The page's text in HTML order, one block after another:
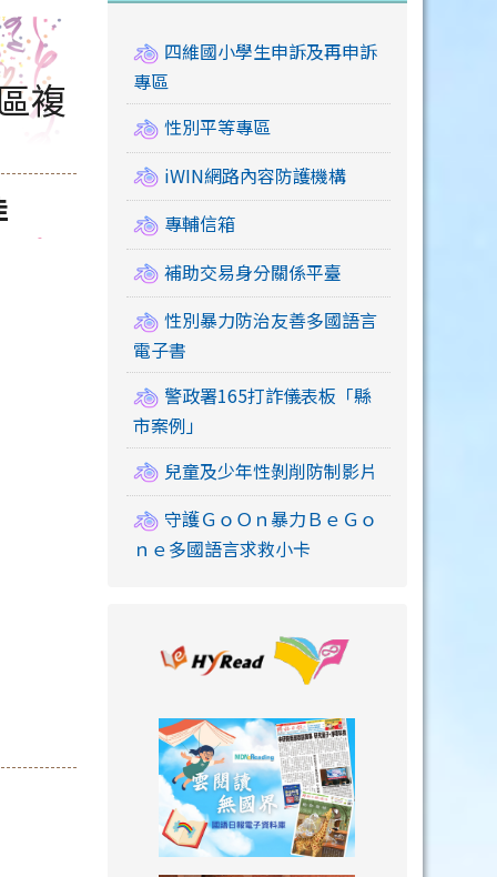
複
四維國小學生申訴及再申訴
專區
性別平等專區
iWIN網路內容防護機構
專輔信箱
補助交易身分關係平臺
性別暴力防治友善多國語言
電子書
警政署165打詐儀表板「縣
市案例」
兒童及少年性剝削防制影片
守護ＧｏＯｎ暴力ＢｅＧｏ
ｎｅ多國語言求救小卡